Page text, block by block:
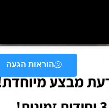
6-7 ימי עסקים
הוראות הגעה